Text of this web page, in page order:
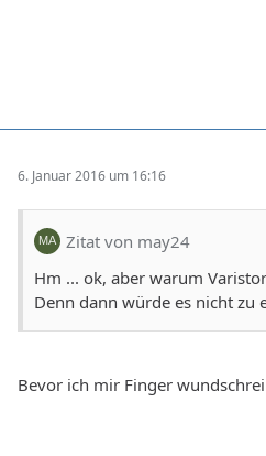
6. Januar 2016 um 16:16
Zitat von may24
Hm ... ok, aber warum
Denn dann würde es nicht zu
Bevor ich mir Finger